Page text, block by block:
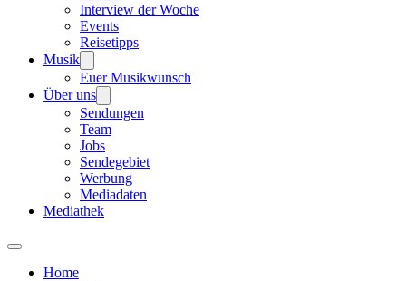
Interview der Woche
Events
Reisetipps
Musik
Euer Musikwunsch
Über uns
Sendungen
Team
Jobs
Sendegebiet
Werbung
Mediadaten
Mediathek
Home